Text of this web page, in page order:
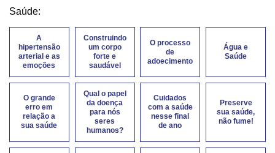
Saúde:
A
hipertensão
arterial e as
emoções
Construindo
um corpo
forte e
saudável
O processo
de
adoecimento
Água e
Saúde
O grande
erro em
relação a
sua saúde
Qual o papel
da doença
para nós
seres
humanos?
Cuidados
com a saúde
nesse final
de ano
Preserve
sua saúde,
não fume!